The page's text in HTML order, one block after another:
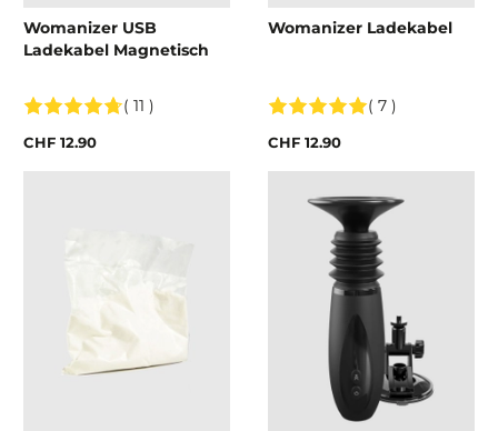
Womanizer USB
Ladekabel Magnetisch
( 11 )
CHF 12.90
Womanizer Ladekabel
( 7 )
CHF 12.90